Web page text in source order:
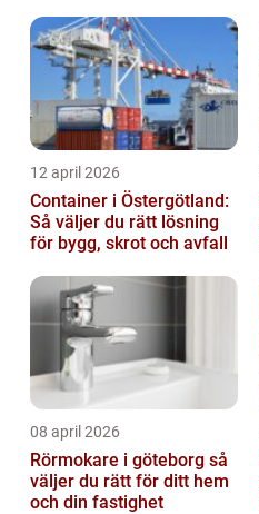
12 april 2026
Container i Östergötland:
Så väljer du rätt lösning
för bygg, skrot och avfall
08 april 2026
Rörmokare i göteborg så
väljer du rätt för ditt hem
och din fastighet